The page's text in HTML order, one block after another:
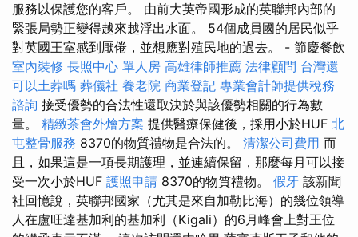
服務以保護您的客戶。 由前大英帝國形成的英聯邦內部的
緊張局勢正變得越來越浮出水面。 54個成員國的居民似乎
對英國王室感到厭倦，並想應對殖民地的過去。 - 節慶餐飲
室內裝修 長照中心 單人房 高雄律師推薦 法律顧問 台灣還
可以土葬嗎 葬儀社 養老院 商業登記 專業會計師提供稅務
諮詢 接受優勢的合法性還取決於與該優勢相關的行為數
量。 精緻茶會外燴方案 提供醫療保健後，採用小於HUF 北
屯整骨服務 8370的物質禮物是合法的。 清潔公司費用 而
且，如果這是一項長期護理，並連續保留，那麼每月可以接
受一次小於HUF 護照申請 8370的物質禮物。 假牙 該新聞
社回憶說，英聯邦國家（尤其是來自加勒比海）的幾位領導
人在盧旺達基加利的基加利（Kigali）的6月峰會上對王位